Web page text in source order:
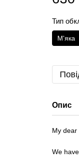
Тип
М'яка
Опис
My dear
We